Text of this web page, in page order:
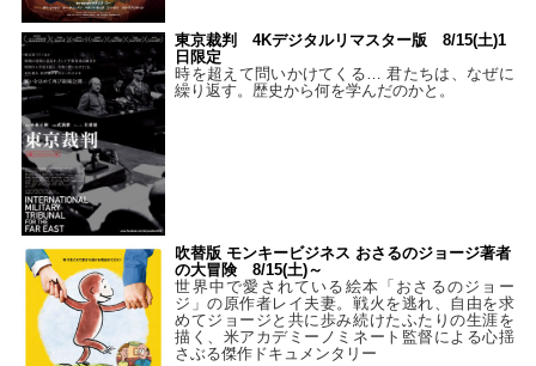
東京裁判 4Kデジタルリマスター版 8/15(土)1
日限定
時を超えて問いかけてくる… 君たちは、なぜに
繰り返す。歴史から何を学んだのかと。
吹替版 モンキービジネス おさるのジョージ著者
の大冒険 8/15(土)～
世界中で愛されている絵本「おさるのジョー
ジ」の原作者レイ夫妻。戦火を逃れ、自由を求
めてジョージと共に歩み続けたふたりの生涯を
描く、米アカデミーノミネート監督による心揺
さぶる傑作ドキュメンタリー